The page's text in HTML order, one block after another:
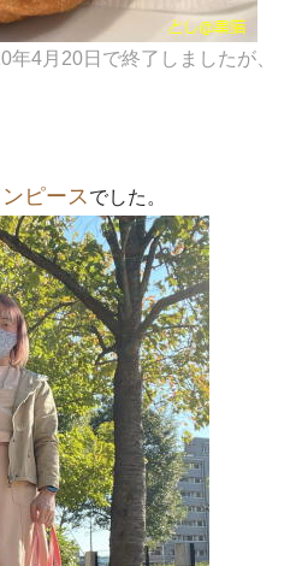
4月20日で終了しましたが、
ピース でした。